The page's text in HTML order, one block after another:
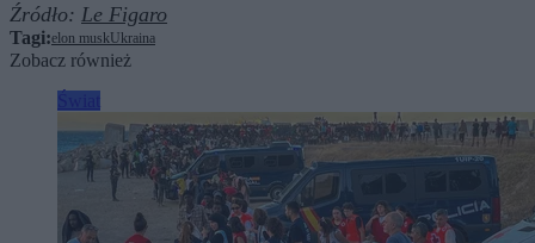
Źródło: Le Figaro
Tagi:elon muskUkraina
Zobacz również